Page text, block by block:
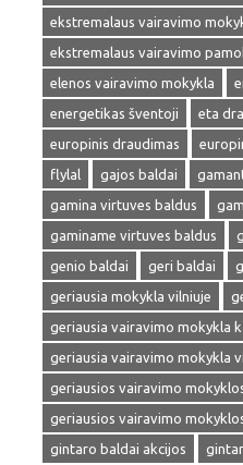
ekstremalaus vairavimo
ekstremalaus vairavimo
elenos vairavimo mokykla
energetikas šventoji
eta
europinis draudimas
flylal
gajos baldai
gamina virtuves baldus
gaminame virtuves baldus
genio baldai
geri baldai
geriausia mokykla vilniuje
geriausia vairavimo mokykla
geriausia vairavimo mokykla
geriausios vairavimo
geriausios vairavimo
gintaro baldai akcijos